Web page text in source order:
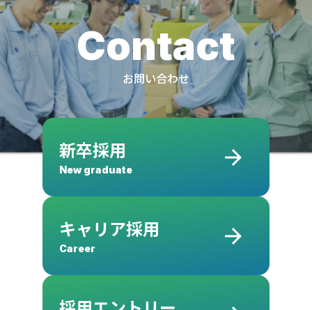
Contact
お問い合わせ
新卒採用
New graduate
キャリア採用
Career